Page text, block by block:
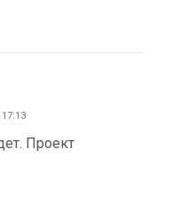
Проект